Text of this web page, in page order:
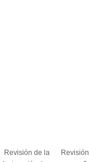
Revisión de la